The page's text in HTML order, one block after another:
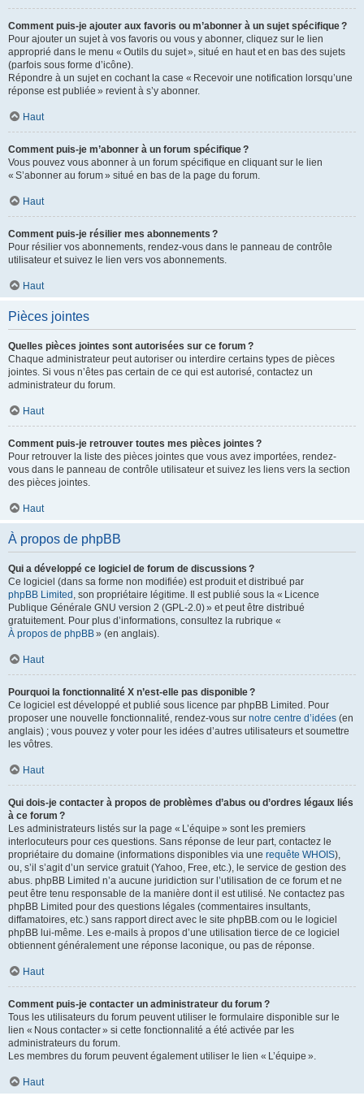
Comment puis-je ajouter aux favoris ou m’abonner à un sujet spécifique ?
Pour ajouter un sujet à vos favoris ou vous y abonner, cliquez sur le lien
approprié dans le menu « Outils du sujet », situé en haut et en bas des sujets
(parfois sous forme d’icône).
Répondre à un sujet en cochant la case « Recevoir une notification lorsqu’une
réponse est publiée » revient à s’y abonner.
Haut
Comment puis-je m’abonner à un forum spécifique ?
Vous pouvez vous abonner à un forum spécifique en cliquant sur le lien
« S’abonner au forum » situé en bas de la page du forum.
Haut
Comment puis-je résilier mes abonnements ?
Pour résilier vos abonnements, rendez-vous dans le panneau de contrôle
utilisateur et suivez le lien vers vos abonnements.
Haut
Pièces jointes
Quelles pièces jointes sont autorisées sur ce forum ?
Chaque administrateur peut autoriser ou interdire certains types de pièces
jointes. Si vous n’êtes pas certain de ce qui est autorisé, contactez un
administrateur du forum.
Haut
Comment puis-je retrouver toutes mes pièces jointes ?
Pour retrouver la liste des pièces jointes que vous avez importées, rendez-
vous dans le panneau de contrôle utilisateur et suivez les liens vers la section
des pièces jointes.
Haut
À propos de phpBB
Qui a développé ce logiciel de forum de discussions ?
Ce logiciel (dans sa forme non modifiée) est produit et distribué par
phpBB Limited , son propriétaire légitime. Il est publié sous la « Licence
Publique Générale GNU version 2 (GPL-2.0) » et peut être distribué
gratuitement. Pour plus d’informations, consultez la rubrique «
À propos de phpBB» (en anglais).
Haut
Pourquoi la fonctionnalité X n’est-elle pas disponible ?
Ce logiciel est développé et publié sous licence par phpBB Limited. Pour
proposer une nouvelle fonctionnalité, rendez-vous sur notre centre d’idées (en
anglais) ; vous pouvez y voter pour les idées d’autres utilisateurs et soumettre
les vôtres.
Haut
Qui dois-je contacter à propos de problèmes d’abus ou d’ordres légaux liés
à ce forum ?
Les administrateurs listés sur la page « L’équipe » sont les premiers
interlocuteurs pour ces questions. Sans réponse de leur part, contactez le
propriétaire du domaine (informations disponibles via une requête WHOIS),
ou, s’il s’agit d’un service gratuit (Yahoo, Free, etc.), le service de gestion des
abus. phpBB Limited n’a aucune juridiction sur l’utilisation de ce forum et ne
peut être tenu responsable de la manière dont il est utilisé. Ne contactez pas
phpBB Limited pour des questions légales (commentaires insultants,
diffamatoires, etc.) sans rapport direct avec le site phpBB.com ou le logiciel
phpBB lui-même. Les e-mails à propos d’une utilisation tierce de ce logiciel
obtiennent généralement une réponse laconique, ou pas de réponse.
Haut
Comment puis-je contacter un administrateur du forum ?
Tous les utilisateurs du forum peuvent utiliser le formulaire disponible sur le
lien « Nous contacter » si cette fonctionnalité a été activée par les
administrateurs du forum.
Les membres du forum peuvent également utiliser le lien « L’équipe ».
Haut